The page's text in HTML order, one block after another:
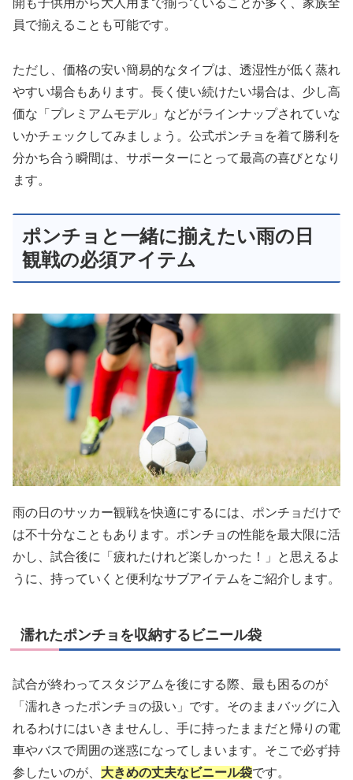
員で揃えることも可能です。
ただし、価格の安い簡易的なタイプは、透湿性が低く蒸れ
やすい場合もあります。長く使い続けたい場合は、少し高
価な「プレミアムモデル」などがラインナップされていな
いかチェックしてみましょう。公式ポンチョを着て勝利を
分かち合う瞬間は、サポーターにとって最高の喜びとなり
ます。
ポンチョと一緒に揃えたい雨の日
観戦の必須アイテム
雨の日のサッカー観戦を快適にするには、ポンチョだけで
は不十分なこともあります。ポンチョの性能を最大限に活
かし、試合後に「疲れたけれど楽しかった！」と思えるよ
うに、持っていくと便利なサブアイテムをご紹介します。
濡れたポンチョを収納するビニール袋
試合が終わってスタジアムを後にする際、最も困るのが
「濡れきったポンチョの扱い」です。そのままバッグに入
れるわけにはいきませんし、手に持ったままだと帰りの電
車やバスで周囲の迷惑になってしまいます。そこで必ず持
参したいのが、 大きめの丈夫なビニール袋です。